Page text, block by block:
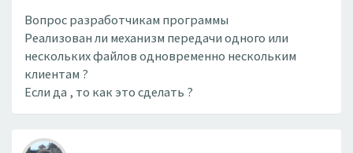
Вопрос разработчикам программы
Реализован ли механизм передачи одного или
нескольких файлов одновременно нескольким
клиентам ?
Если да , то как это сделать ?